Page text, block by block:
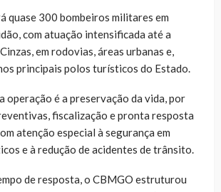
quase 300 bombeiros militares em
com atuação intensificada até a
em rodovias, áreas urbanas e,
principais polos turísticos do Estado.
operação é a preservação da vida, por
fiscalização e pronta resposta
atenção especial à segurança em
e à redução de acidentes de trânsito.
de resposta, o CBMGO estruturou